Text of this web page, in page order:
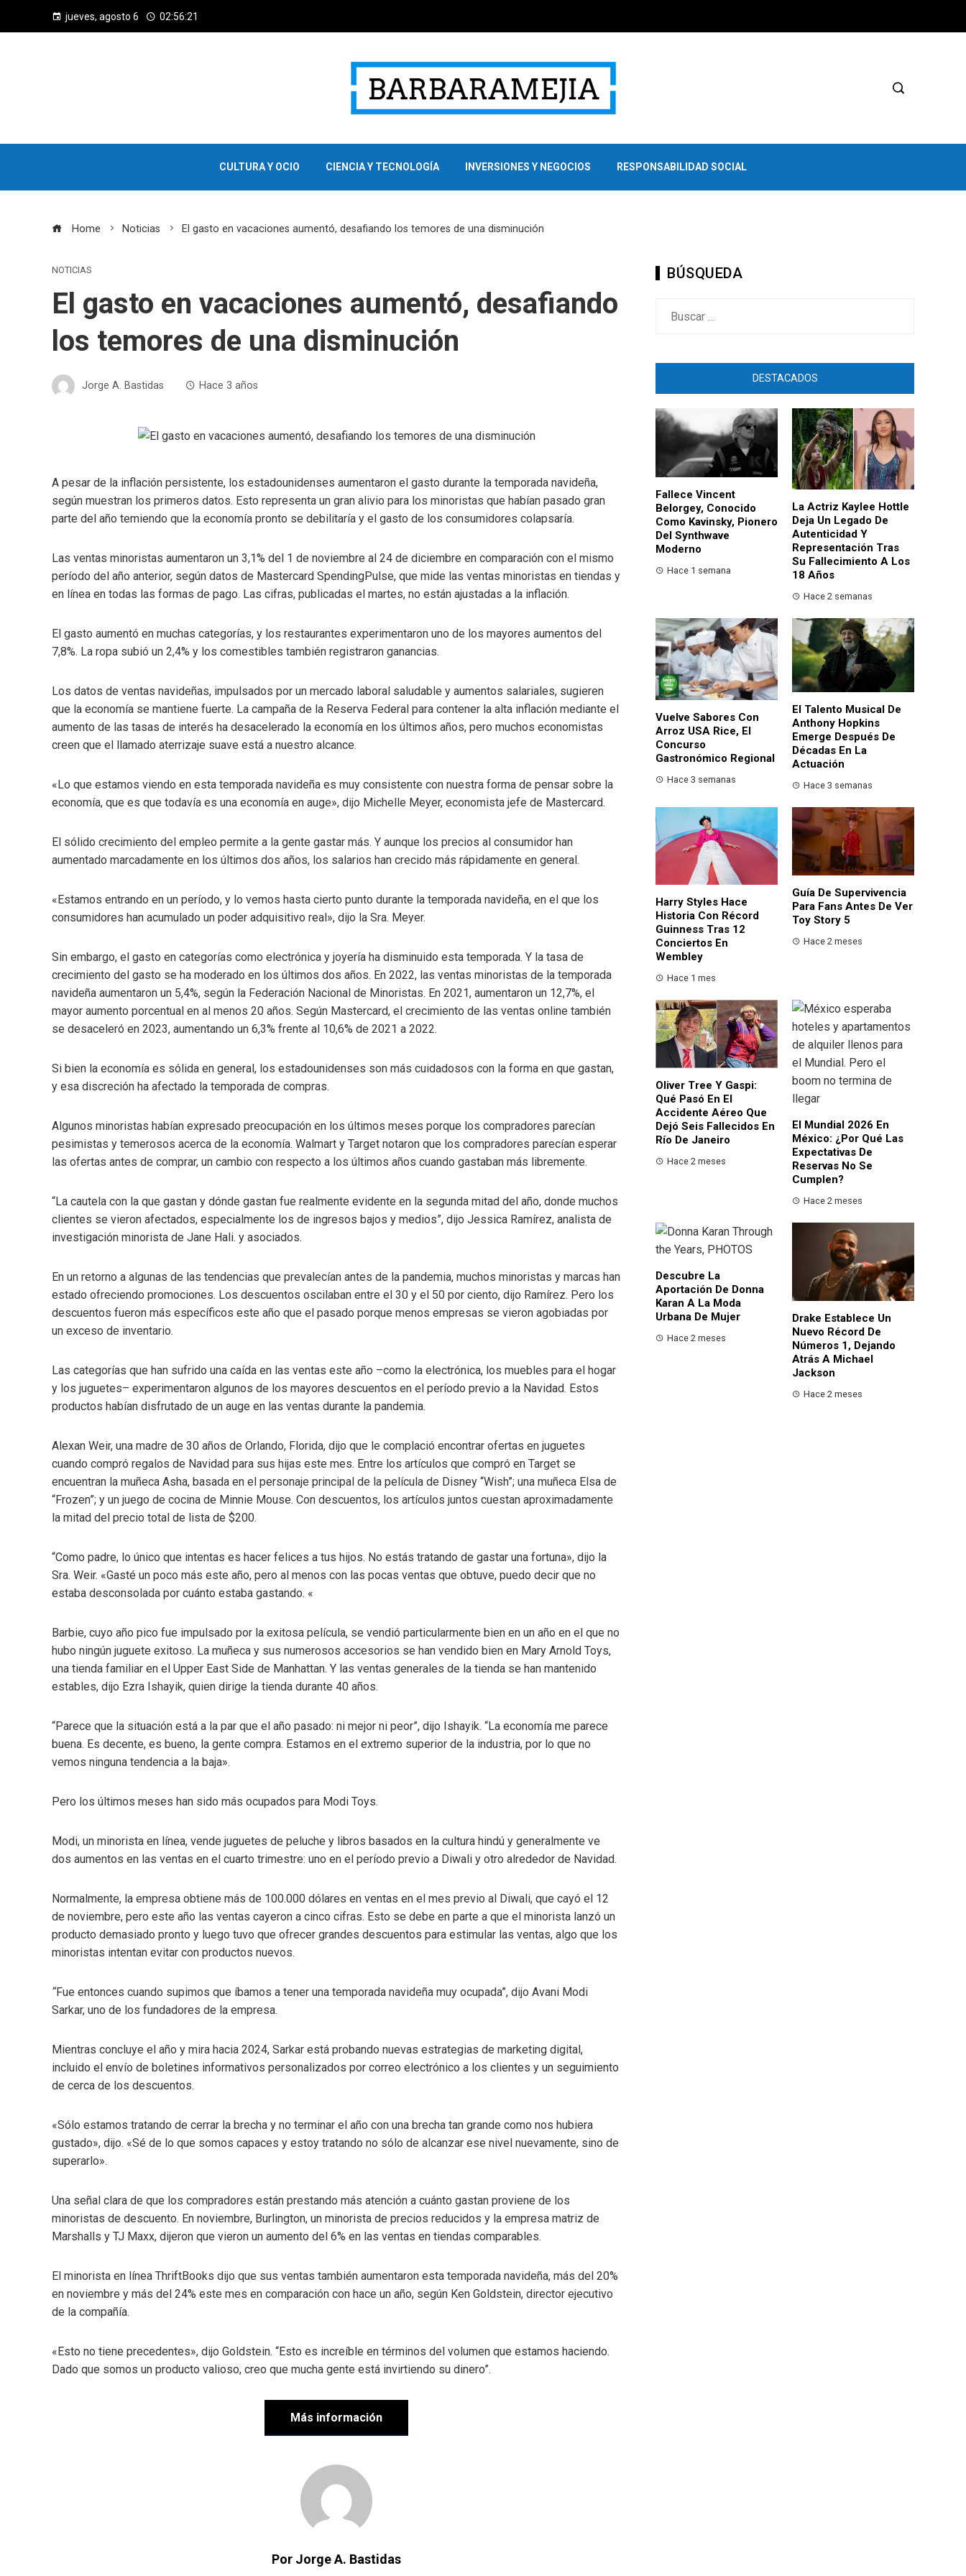
jueves, agosto 6 02:56:22
CULTURA Y OCIO CIENCIA Y TECNOLOGÍA INVERSIONES Y NEGOCIOS RESPONSABILIDAD SOCIAL
Home Noticias El gasto en vacaciones aumentó, desafiando los temores de una disminución
NOTICIAS
El gasto en vacaciones aumentó, desafiando
los temores de una disminución
Jorge A. Bastidas Hace 3 años
A pesar de la inflación persistente, los estadounidenses aumentaron el gasto durante la temporada navideña,
según muestran los primeros datos. Esto representa un gran alivio para los minoristas que habían pasado gran
parte del año temiendo que la economía pronto se debilitaría y el gasto de los consumidores colapsaría.
Las ventas minoristas aumentaron un 3,1% del 1 de noviembre al 24 de diciembre en comparación con el mismo
período del año anterior, según datos de Mastercard SpendingPulse, que mide las ventas minoristas en tiendas y
en línea en todas las formas de pago. Las cifras, publicadas el martes, no están ajustadas a la inflación.
El gasto aumentó en muchas categorías, y los restaurantes experimentaron uno de los mayores aumentos del
7,8%. La ropa subió un 2,4% y los comestibles también registraron ganancias.
Los datos de ventas navideñas, impulsados ​​por un mercado laboral saludable y aumentos salariales, sugieren
que la economía se mantiene fuerte. La campaña de la Reserva Federal para contener la alta inflación mediante el
aumento de las tasas de interés ha desacelerado la economía en los últimos años, pero muchos economistas
creen que el llamado aterrizaje suave está a nuestro alcance.
«Lo que estamos viendo en esta temporada navideña es muy consistente con nuestra forma de pensar sobre la
economía, que es que todavía es una economía en auge», dijo Michelle Meyer, economista jefe de Mastercard.
El sólido crecimiento del empleo permite a la gente gastar más. Y aunque los precios al consumidor han
aumentado marcadamente en los últimos dos años, los salarios han crecido más rápidamente en general.
«Estamos entrando en un período, y lo vemos hasta cierto punto durante la temporada navideña, en el que los
consumidores han acumulado un poder adquisitivo real», dijo la Sra. Meyer.
Sin embargo, el gasto en categorías como electrónica y joyería ha disminuido esta temporada. Y la tasa de
crecimiento del gasto se ha moderado en los últimos dos años. En 2022, las ventas minoristas de la temporada
navideña aumentaron un 5,4%, según la Federación Nacional de Minoristas. En 2021, aumentaron un 12,7%, el
mayor aumento porcentual en al menos 20 años. Según Mastercard, el crecimiento de las ventas online también
se desaceleró en 2023, aumentando un 6,3% frente al 10,6% de 2021 a 2022.
Si bien la economía es sólida en general, los estadounidenses son más cuidadosos con la forma en que gastan,
y esa discreción ha afectado la temporada de compras.
Algunos minoristas habían expresado preocupación en los últimos meses porque los compradores parecían
pesimistas y temerosos acerca de la economía. Walmart y Target notaron que los compradores parecían esperar
las ofertas antes de comprar, un cambio con respecto a los últimos años cuando gastaban más libremente.
“La cautela con la que gastan y dónde gastan fue realmente evidente en la segunda mitad del año, donde muchos
clientes se vieron afectados, especialmente los de ingresos bajos y medios”, dijo Jessica Ramírez, analista de
investigación minorista de Jane Hali. y asociados.
En un retorno a algunas de las tendencias que prevalecían antes de la pandemia, muchos minoristas y marcas han
estado ofreciendo promociones. Los descuentos oscilaban entre el 30 y el 50 por ciento, dijo Ramírez. Pero los
descuentos fueron más específicos este año que el pasado porque menos empresas se vieron agobiadas por
un exceso de inventario.
Las categorías que han sufrido una caída en las ventas este año –como la electrónica, los muebles para el hogar
y los juguetes– experimentaron algunos de los mayores descuentos en el período previo a la Navidad. Estos
productos habían disfrutado de un auge en las ventas durante la pandemia.
Alexan Weir, una madre de 30 años de Orlando, Florida, dijo que le complació encontrar ofertas en juguetes
cuando compró regalos de Navidad para sus hijas este mes. Entre los artículos que compró en Target se
encuentran la muñeca Asha, basada en el personaje principal de la película de Disney “Wish”; una muñeca Elsa de
“Frozen”; y un juego de cocina de Minnie Mouse. Con descuentos, los artículos juntos cuestan aproximadamente
la mitad del precio total de lista de $200.
“Como padre, lo único que intentas es hacer felices a tus hijos. No estás tratando de gastar una fortuna», dijo la
Sra. Weir. «Gasté un poco más este año, pero al menos con las pocas ventas que obtuve, puedo decir que no
estaba desconsolada por cuánto estaba gastando. «
Barbie, cuyo año pico fue impulsado por la exitosa película, se vendió particularmente bien en un año en el que no
hubo ningún juguete exitoso. La muñeca y sus numerosos accesorios se han vendido bien en Mary Arnold Toys,
una tienda familiar en el Upper East Side de Manhattan. Y las ventas generales de la tienda se han mantenido
estables, dijo Ezra Ishayik, quien dirige la tienda durante 40 años.
“Parece que la situación está a la par que el año pasado: ni mejor ni peor”, dijo Ishayik. “La economía me parece
buena. Es decente, es bueno, la gente compra. Estamos en el extremo superior de la industria, por lo que no
vemos ninguna tendencia a la baja».
Pero los últimos meses han sido más ocupados para Modi Toys.
Modi, un minorista en línea, vende juguetes de peluche y libros basados ​​en la cultura hindú y generalmente ve
dos aumentos en las ventas en el cuarto trimestre: uno en el período previo a Diwali y otro alrededor de Navidad.
Normalmente, la empresa obtiene más de 100.000 dólares en ventas en el mes previo al Diwali, que cayó el 12
de noviembre, pero este año las ventas cayeron a cinco cifras. Esto se debe en parte a que el minorista lanzó un
producto demasiado pronto y luego tuvo que ofrecer grandes descuentos para estimular las ventas, algo que los
minoristas intentan evitar con productos nuevos.
“Fue entonces cuando supimos que íbamos a tener una temporada navideña muy ocupada”, dijo Avani Modi
Sarkar, uno de los fundadores de la empresa.
Mientras concluye el año y mira hacia 2024, Sarkar está probando nuevas estrategias de marketing digital,
incluido el envío de boletines informativos personalizados por correo electrónico a los clientes y un seguimiento
de cerca de los descuentos.
«Sólo estamos tratando de cerrar la brecha y no terminar el año con una brecha tan grande como nos hubiera
gustado», dijo. «Sé de lo que somos capaces y estoy tratando no sólo de alcanzar ese nivel nuevamente, sino de
superarlo».
Una señal clara de que los compradores están prestando más atención a cuánto gastan proviene de los
minoristas de descuento. En noviembre, Burlington, un minorista de precios reducidos y la empresa matriz de
Marshalls y TJ Maxx, dijeron que vieron un aumento del 6% en las ventas en tiendas comparables.
El minorista en línea ThriftBooks dijo que sus ventas también aumentaron esta temporada navideña, más del 20%
en noviembre y más del 24% este mes en comparación con hace un año, según Ken Goldstein, director ejecutivo
de la compañía.
«Esto no tiene precedentes», dijo Goldstein. “Esto es increíble en términos del volumen que estamos haciendo.
Dado que somos un producto valioso, creo que mucha gente está invirtiendo su dinero”.
Más información
Por Jorge A. Bastidas
BÚSQUEDA
DESTACADOS
Fallece Vincent
Belorgey, Conocido
Como Kavinsky, Pionero
Del Synthwave
Moderno
Hace 1 semana
La Actriz Kaylee Hottle
Deja Un Legado De
Autenticidad Y
Representación Tras
Su Fallecimiento A Los
18 Años
Hace 2 semanas
Vuelve Sabores Con
Arroz USA Rice, El
Concurso
Gastronómico Regional
Hace 3 semanas
El Talento Musical De
Anthony Hopkins
Emerge Después De
Décadas En La
Actuación
Hace 3 semanas
Harry Styles Hace
Historia Con Récord
Guinness Tras 12
Conciertos En
Wembley
Hace 1 mes
Guía De Supervivencia
Para Fans Antes De Ver
Toy Story 5
Hace 2 meses
Oliver Tree Y Gaspi:
Qué Pasó En El
Accidente Aéreo Que
Dejó Seis Fallecidos En
Río De Janeiro
Hace 2 meses
El Mundial 2026 En
México: ¿por Qué Las
Expectativas De
Reservas No Se
Cumplen?
Hace 2 meses
Descubre La
Aportación De Donna
Karan A La Moda
Urbana De Mujer
Hace 2 meses
Drake Establece Un
Nuevo Récord De
Números 1, Dejando
Atrás A Michael
Jackson
Hace 2 meses